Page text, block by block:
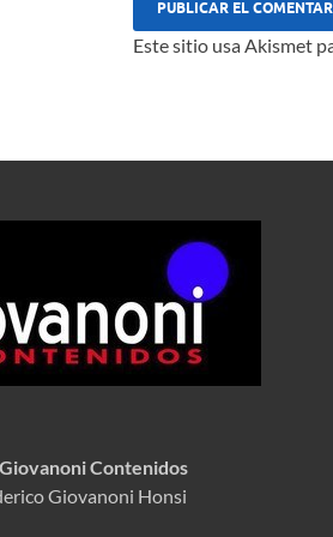
Este sitio usa Akismet
Giovanoni Contenidos
Giovanoni Honsi